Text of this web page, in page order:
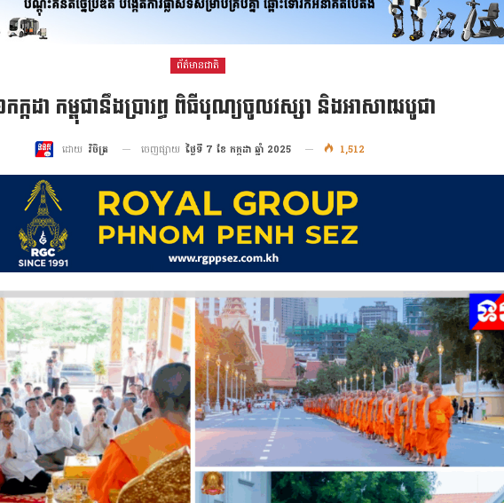
ព័ត៌មានជាតិ
កក្កដា កម្ពុជានឹងប្រារព្ធ ពិធីបុណ្យចូលវស្សា និងអាសាឍបូជា
ដោយ វិចិត្រ ចេញផ្សាយ ថ្ងៃទី 7 ខែ កក្កដា ឆ្នាំ 2025 1,512